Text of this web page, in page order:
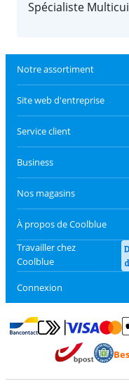
Spécialiste
Notre assortiment
Site web d'entreprise
Service client
Business
Nos magasins
À propos de Coolblue
Travailler chez
Coolblue
Connexion
Payer avec Bancontact
Payer avec